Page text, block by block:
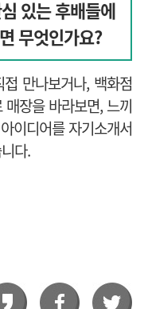
있는 후배들에
무엇인가요?
만나보거나, 백화점
장을 바라보면, 느끼
이디어를 자기소개서
다.